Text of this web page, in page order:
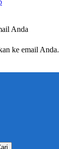
Anda
ke email Anda.